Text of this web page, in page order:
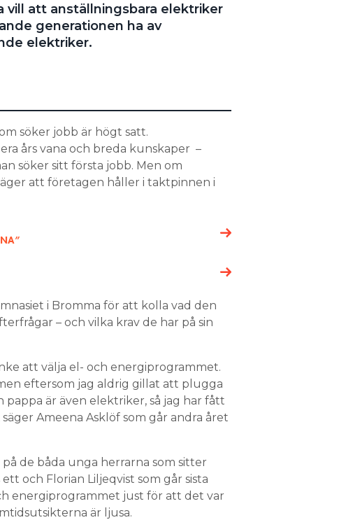
att anställningsbara elektriker
generationen ha av
elektriker.
söker jobb är högt satt.
års vana och breda kunskaper –
söker sitt första jobb. Men om
att företagen håller i taktpinnen i
i Bromma för att kolla vad den
– och vilka krav de har på sin
att välja el- och energiprogrammet.
eftersom jag aldrig gillat att plugga
pappa är även elektriker, så jag har fått
Ameena Asklöf som går andra året
på de båda unga herrarna som sitter
och Florian Liljeqvist som går sista
energiprogrammet just för att det var
är ljusa.